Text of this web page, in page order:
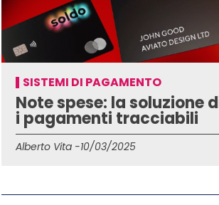
SISTEMI DI PAGAMENTO
Note spese: la soluzione
i pagamenti tracciabili
Alberto Vita -10/03/2025